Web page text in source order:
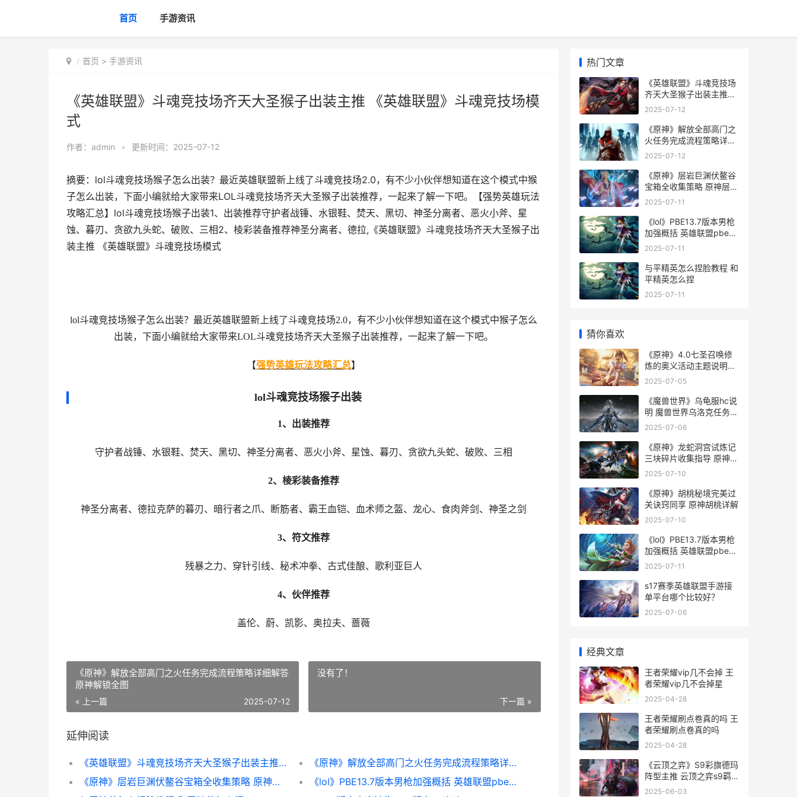
首页 手游资讯
首页 > 手游资讯
《英雄联盟》斗魂竞技场齐天大圣猴子出装主推 《英雄联盟》斗魂竞技场模
式
作者： admin • 更新时间：2025-07-12
摘要：lol斗魂竞技场猴子怎么出装？最近英雄联盟新上线了斗魂竞技场2.0，有不少小伙伴想知道在这个模式中猴
子怎么出装，下面小编就给大家带来LOL斗魂竞技场齐天大圣猴子出装推荐，一起来了解一下吧。【强势英雄玩法
攻略汇总】lol斗魂竞技场猴子出装1、出装推荐守护者战锤、水银鞋、焚天、黑切、神圣分离者、恶火小斧、星
蚀、暮刃、贪欲九头蛇、破败、三相2、棱彩装备推荐神圣分离者、德拉,《英雄联盟》斗魂竞技场齐天大圣猴子出
装主推 《英雄联盟》斗魂竞技场模式
lol斗魂竞技场猴子怎么出装？最近英雄联盟新上线了斗魂竞技场2.0，有不少小伙伴想知道在这个模式中猴子怎么
出装，下面小编就给大家带来LOL斗魂竞技场齐天大圣猴子出装推荐，一起来了解一下吧。
【强势英雄玩法攻略汇总】
lol斗魂竞技场猴子出装
1、出装推荐
守护者战锤、水银鞋、焚天、黑切、神圣分离者、恶火小斧、星蚀、暮刃、贪欲九头蛇、破败、三相
2、棱彩装备推荐
神圣分离者、德拉克萨的暮刃、暗行者之爪、断筋者、霸王血铠、血术师之盔、龙心、食肉斧剑、神圣之剑
3、符文推荐
残暴之力、穿针引线、秘术冲拳、古式佳酿、歌利亚巨人
4、伙伴推荐
盖伦、蔚、凯影、奥拉夫、蔷薇
《原神》解放全部高门之火任务完成流程策略详细解答
原神解锁全图
« 上一篇 2025-07-12
没有了！
下一篇 »
延伸阅读
《英雄联盟》斗魂竞技场齐天大圣猴子出装主推 《英雄联盟》斗魂竞技场模式
《原神》解放全部高门之火任务完成流程策略详细解答 原神解锁全图
《原神》层岩巨渊伏鳌谷宝箱全收集策略 原神层岩巨渊深游记任务攻略
《lol》PBE13.7版本男枪加强概括 英雄联盟pbe更新公告
热门文章
《英雄联盟》斗魂竞技场
齐天大圣猴子出装主推
《英雄联盟》斗魂竞技场
2025-07-12
《原神》解放全部高门之
火任务完成流程策略详细
解答 原神解锁全图
2025-07-12
《原神》层岩巨渊伏鳌谷
宝箱全收集策略 原神层岩
巨渊深游记任务攻略
2025-07-11
《lol》PBE13.7版本男枪
加强概括 英雄联盟pbe更
新公告
2025-07-11
与平精英怎么捏脸教程 和
平精英怎么捏
2025-07-11
猜你喜欢
《原神》4.0七圣召唤修
炼的奥义活动主题说明
《原神》4.0七圣怎么获
2025-07-05
《魔兽世界》乌龟服hc说
明 魔兽世界乌洛克任务怎
么做
2025-07-06
《原神》龙蛇洞宫试炼记
三块碎片收集指导 原神蛇
洞镇物
2025-07-10
《原神》胡桃秘境完美过
关诀窍同享 原神胡桃详解
2025-07-10
《lol》PBE13.7版本男枪
加强概括 英雄联盟pbe更
新公告
2025-07-11
s17赛季英雄联盟手游接
单平台哪个比较好？
2025-07-06
经典文章
王者荣耀vip几不会掉 王
者荣耀vip几不会掉星
2025-04-28
王者荣耀刷点卷真的吗 王
者荣耀刷点卷真的吗
2025-04-28
《云顶之弈》S9彩旗德玛
阵型主推 云顶之弈s9羁绊
一览表
2025-06-03